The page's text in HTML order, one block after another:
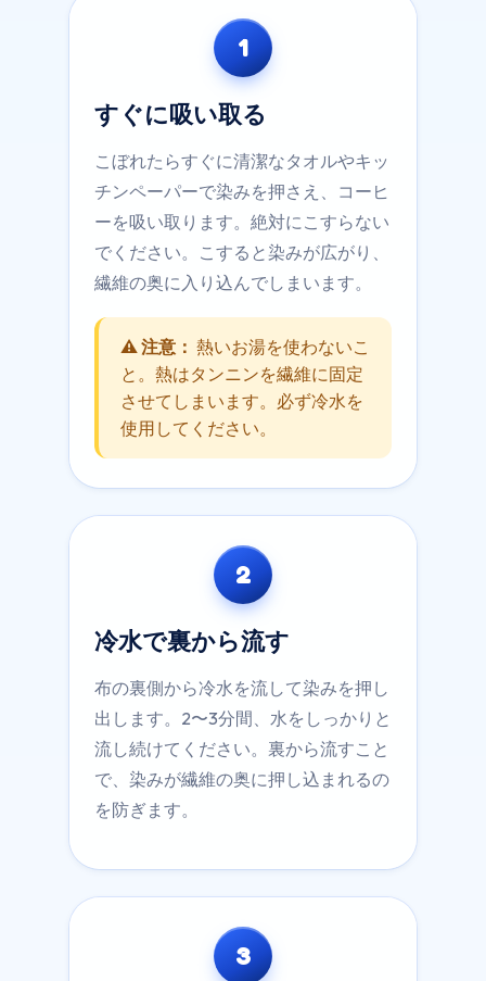
1
すぐに吸い取る
こぼれたらすぐに清潔なタオルやキッ
チンペーパーで染みを押さえ、コーヒ
ーを吸い取ります。絶対にこすらない
でください。こすると染みが広がり、
繊維の奥に入り込んでしまいます。
⚠️ 注意： 熱いお湯を使わないこ
と。熱はタンニンを繊維に固定
させてしまいます。必ず冷水を
使用してください。
2
冷水で裏から流す
布の裏側から冷水を流して染みを押し
出します。2〜3分間、水をしっかりと
流し続けてください。裏から流すこと
で、染みが繊維の奥に押し込まれるの
を防ぎます。
3